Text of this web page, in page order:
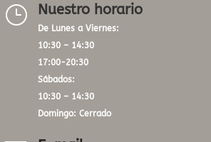
} Nuestro horario
De Lunes a Viernes:
10:30 – 14:30
17:00-20:30
Sábados:
10:30 – 14:30
Domingo: Cerrado